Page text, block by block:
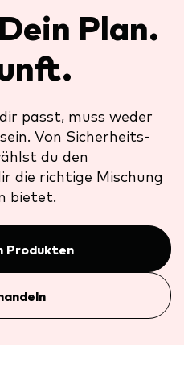
Plan.
passt, muss weder
Von Sicherheits-
du den
die richtige Mischung
bietet.
Produkten